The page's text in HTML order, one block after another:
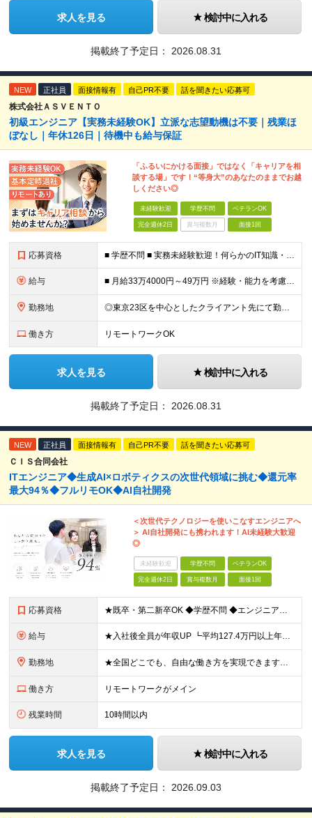
求人を見る 検討中に入れる
掲載終了予定日： 2026.08.31
NEW 正社員 面接情報有 自己PR不要 話を聞きたい応募可
株式会社ＡＳＶＥＮＴＯ
初級エンジニア【実務未経験OK】立派な志望動機は不要｜残業ほ
ぼなし｜年休126日｜待機中も給与保証
「ふるいにかける面接」ではなく「キャリアを相
談する場」です！“等身大”のあなたのままでお越
しください◎
未経験歓迎 学歴不問 ベテランOK
完全週休2日 賞与複数月 面接1回
応募資格 ■ 学歴不問 ■ 実務未経験歓迎！何らかのIT知識・学習経験をお持ちの方 （独学、ITスクール卒業生、少しだけ実務経験がある等、経験の浅い方も大歓迎です！） ＼こんな方にピッタリの環境です／ ◎面接
給与 ■ 月給33万4000円～49万円 ※経験・能力を考慮して優遇します。 ※上記には固定残業代（月30時間分・6万3500円～9万3100円）を含みます。超過分は全額支給。 ※待機期間中全額給与を保証
勤務地 ◎東京23区を中心としたクライアント先にて勤務いただきます（転居を伴う転勤なし） ◎在宅勤務も活用できます ■ 本社 東京都江戸川区南葛西3-5-3-402 (変更の範囲)上記を除く当社関連勤務地
働き方 リモートワークOK
求人を見る 検討中に入れる
掲載終了予定日： 2026.08.31
NEW 正社員 面接情報有 自己PR不要 話を聞きたい応募可
ＣＩＳ合同会社
ITエンジニア◆生成AI×ロボティクスの次世代領域に挑む◆還元率
最大94％◆フルリモOK◆AI自社開発
＜次世代テクノロジーを使いこなすエンジニアへ
＞ AI自社開発にも携われます！AI未経験大歓迎
◎
未経験歓迎 学歴不問 ベテランOK
完全週休2日 賞与複数月 面接1回
応募資格 ★既卒・第二新卒OK ◆学歴不問 ◆エンジニアとしての何かしらの実務経験が1年以上ある方 ※AI未経験者大歓迎 ★意欲重視の採用です！ 「経歴に自信がない」という方も、"今後挑戦したいこと""スキル
給与 ★入社後全員が年収UP ┗平均127.4万円以上年収UP！ ┗最大390万円UPの実績もあり 月給35万円～100万円＋決算賞与＋各種手当 【 給与イメージ 】 ■経験1年以上…月給35万円～＋決
勤務地 ★全国どこでも、自由な働き方を実現できます！ 全国のプロジェクト先やフルリモート環境での勤務も可能です。 ＼自由度の高い働き方、叶えます／ □フルリモートで働きたい □ハイブリットに働きたい □家庭
働き方 リモートワークがメイン
残業時間 10時間以内
求人を見る 検討中に入れる
掲載終了予定日： 2026.09.03